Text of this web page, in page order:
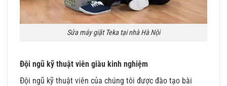
Sửa máy giặt Teka tại nhà Hà Nội
Đội ngũ kỹ thuật viên giàu kinh nghiệm
Đội ngũ kỹ thuật viên của chúng tôi được đào tạo bài